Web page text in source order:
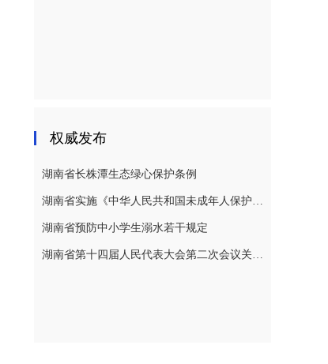
权威发布
湖南省长株潭生态绿心保护条例
湖南省实施《中华人民共和国未成年人保护法》若干规定
湖南省预防中小学生溺水若干规定
湖南省第十四届人民代表大会第二次会议关于湖南省人民代表大会常务委员会工作报告的决议